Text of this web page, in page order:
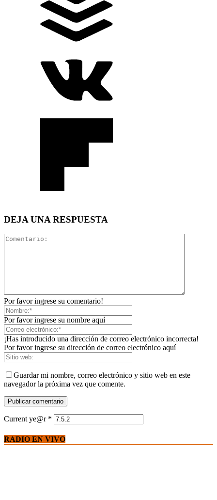
DEJA UNA RESPUESTA
Por favor ingrese su comentario!
Por favor ingrese su nombre aquí
¡Has introducido una dirección de correo electrónico incorrecta!
Por favor ingrese su dirección de correo electrónico aquí
Guardar mi nombre, correo electrónico y sitio web en este
navegador la próxima vez que comente.
Current ye@r *
RADIO EN VIVO